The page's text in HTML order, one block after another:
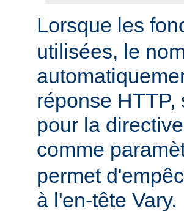
Lorsque les
utilisées, le
réponse
pour la
comme
permet
à l'en-tête Vary.